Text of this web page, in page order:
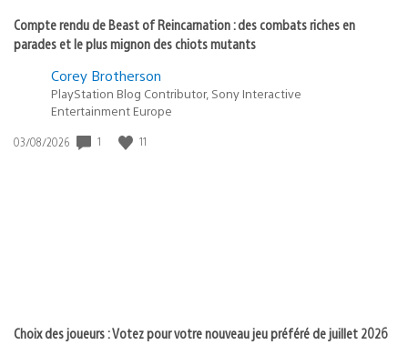
Compte rendu de Beast of Reincarnation : des combats riches en
parades et le plus mignon des chiots mutants
Corey Brotherson
PlayStation Blog Contributor, Sony Interactive
Entertainment Europe
Date
03/08/2026 1 11
Choix des joueurs : Votez pour votre nouveau jeu préféré de juillet 2026